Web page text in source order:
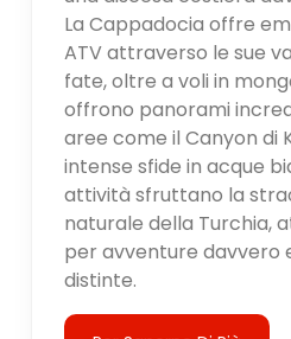
La Cappadocia offre
ATV attraverso le sue
fate, oltre a voli in
offrono panorami
aree come il Canyon di
intense sfide in acque
attività sfruttano la
naturale della Turchia,
per avventure davvero
distinte.